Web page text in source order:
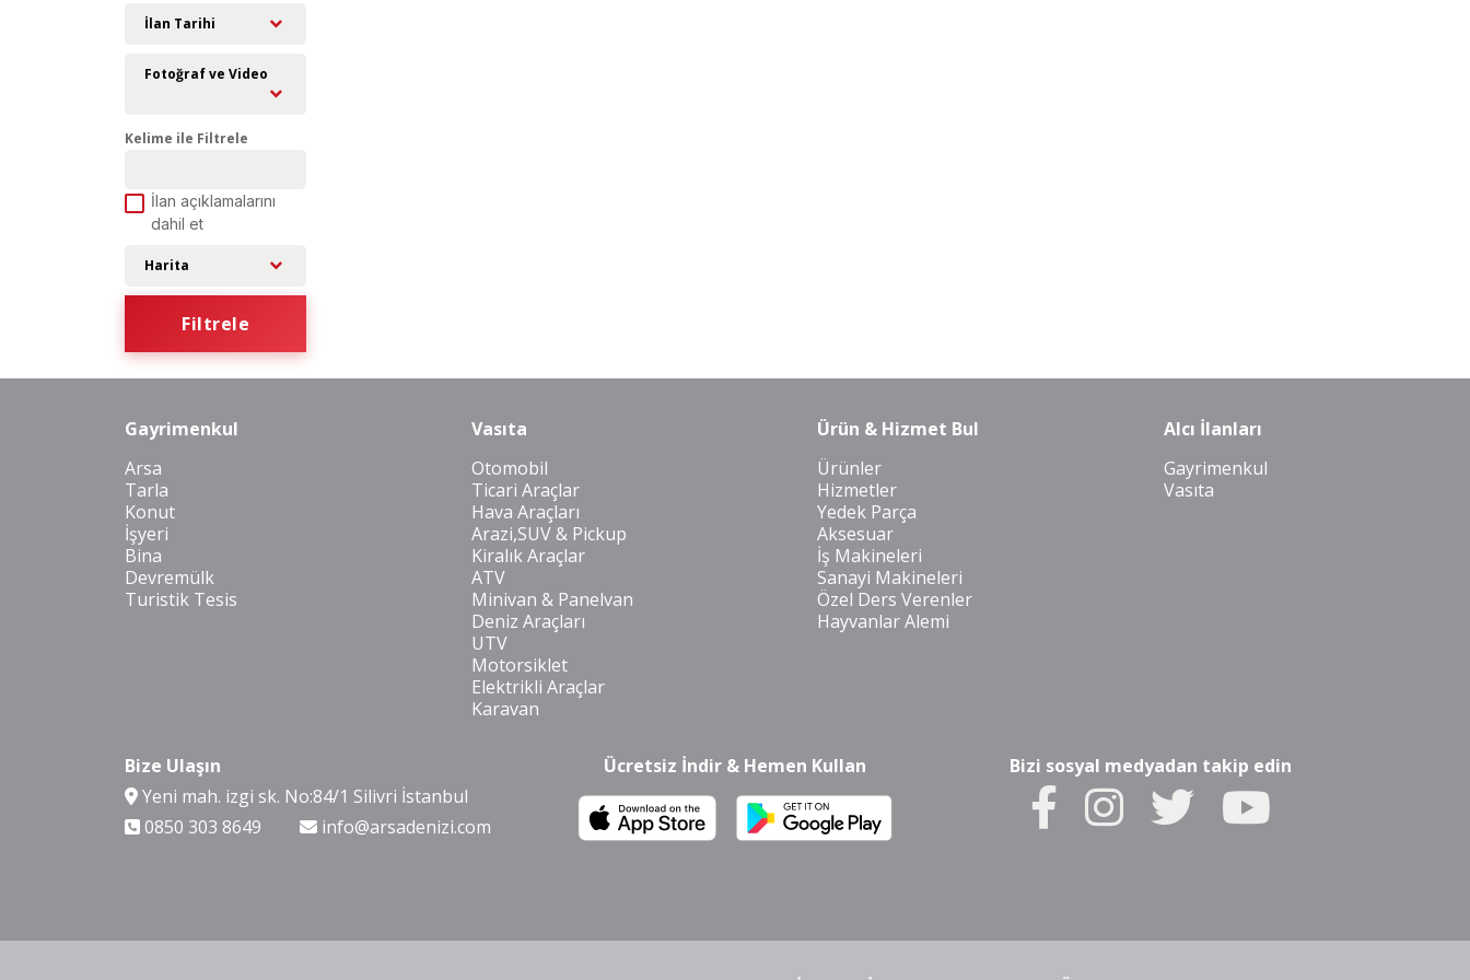
İlan Tarihi
Fotoğraf ve Video
Kelime ile Filtrele
İlan açıklamalarını
dahil et
Harita
Filtrele
Gayrimenkul
Arsa
Tarla
Konut
İşyeri
Bina
Devremülk
Turistik Tesis
Vasıta
Otomobil
Ticari Araçlar
Hava Araçları
Arazi,SUV & Pickup
Kiralık Araçlar
ATV
Minivan & Panelvan
Deniz Araçları
UTV
Motorsiklet
Elektrikli Araçlar
Karavan
Ürün & Hizmet Bul
Ürünler
Hizmetler
Yedek Parça
Aksesuar
İş Makineleri
Sanayi Makineleri
Özel Ders Verenler
Hayvanlar Alemi
Alcı İlanları
Gayrimenkul
Vasıta
Bize Ulaşın
Yeni mah. izgi sk. No:84/1 Silivri İstanbul
0850 303 8649
info@arsadenizi.com
Ücretsiz İndir & Hemen Kullan Bizi sosyal medyadan takip edin